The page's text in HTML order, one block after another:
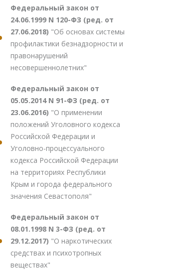
Федеральный закон от
24.06.1999 N 120-ФЗ (ред. от
27.06.2018) "Об основах системы
профилактики безнадзорности и
правонарушений
несовершеннолетних"
Федеральный закон от
05.05.2014 N 91-ФЗ (ред. от
23.06.2016) "О применении
положений Уголовного кодекса
Российской Федерации и
Уголовно-процессуального
кодекса Российской Федерации
на территориях Республики
Крым и города федерального
значения Севастополя"
Федеральный закон от
08.01.1998 N 3-ФЗ (ред. от
29.12.2017) "О наркотических
средствах и психотропных
веществах"